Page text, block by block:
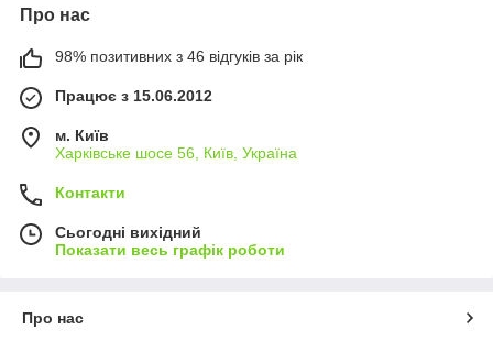
Про нас
98% позитивних з 46 відгуків за рік
Працює з 15.06.2012
м. Київ
Харківське шосе 56, Київ, Україна
Контакти
Сьогодні вихідний
Показати весь графік роботи
Про нас